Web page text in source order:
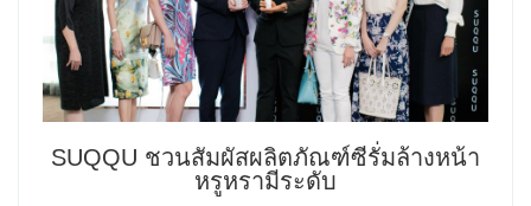
SUQQU ชวนสัมผัสผลิตภัณฑ์ซีรั่มล้างหน้า
หรูหรามีระดับ